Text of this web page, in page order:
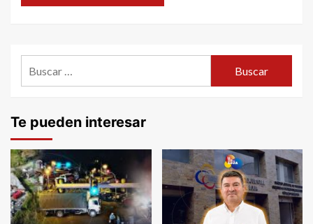
Te pueden interesar